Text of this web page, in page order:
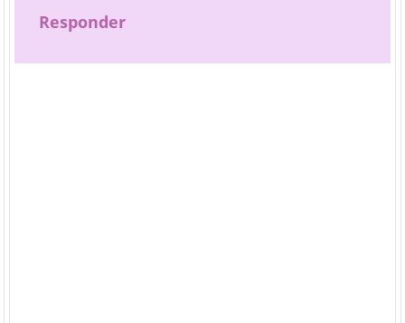
Responder